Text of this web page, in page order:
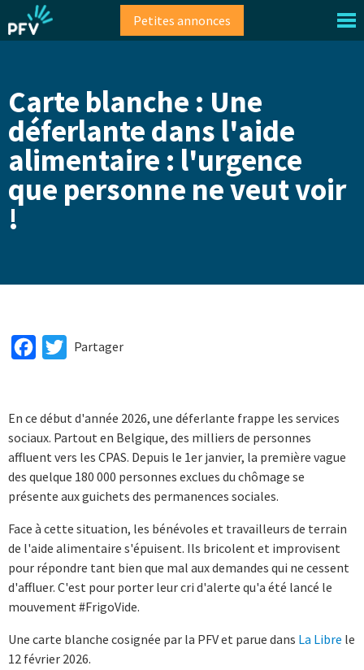
au
contenu
Petites annonces
Carte blanche : Une
déferlante dans l'aide
alimentaire : l'urgence
que personne ne veut voir
!
FacebookTwitter
Partager
En ce début d'année 2026, une déferlante frappe les services
sociaux. Partout en Belgique, des milliers de personnes
affluent vers les CPAS. Depuis le 1er janvier, la première vague
des quelque 180 000 personnes exclues du chômage se
présente aux guichets des permanences sociales.
Face à cette situation, les bénévoles et travailleurs de terrain
de l'aide alimentaire s'épuisent. Ils bricolent et improvisent
pour répondre tant bien que mal aux demandes qui ne cessent
d'affluer. C'est pour porter leur cri d'alerte qu'a été lancé le
mouvement #FrigoVide.
Une carte blanche cosignée par la PFV et parue dans La Libre le
12 février 2026.